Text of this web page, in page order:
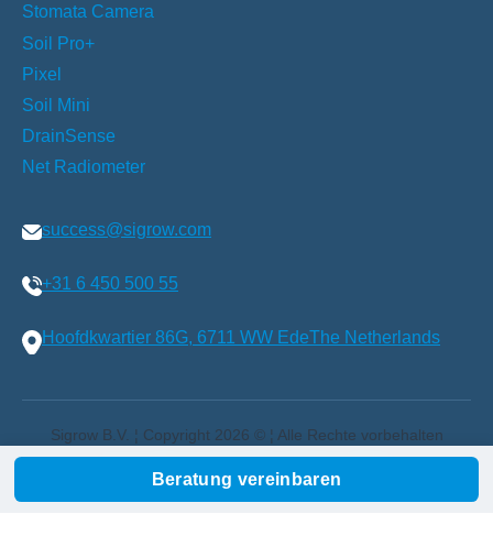
Stomata Camera
Soil Pro+
Pixel
Soil Mini
DrainSense
Net Radiometer
success@sigrow.com
+31 6 450 500 55
Hoofdkwartier 86G, 6711 WW EdeThe Netherlands
general Terms & ConditionsDelivery Policy
Beratung vereinbaren